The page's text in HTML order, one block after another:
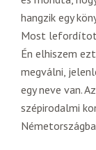
hangzik egy
Most
Én elhiszem
megválni,
egy neve van.
szépirodalmi